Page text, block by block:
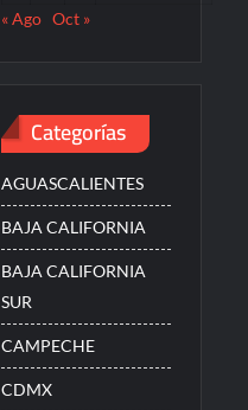
« Ago Oct »
Categorías
AGUASCALIENTES
BAJA CALIFORNIA
BAJA CALIFORNIA
SUR
CAMPECHE
CDMX